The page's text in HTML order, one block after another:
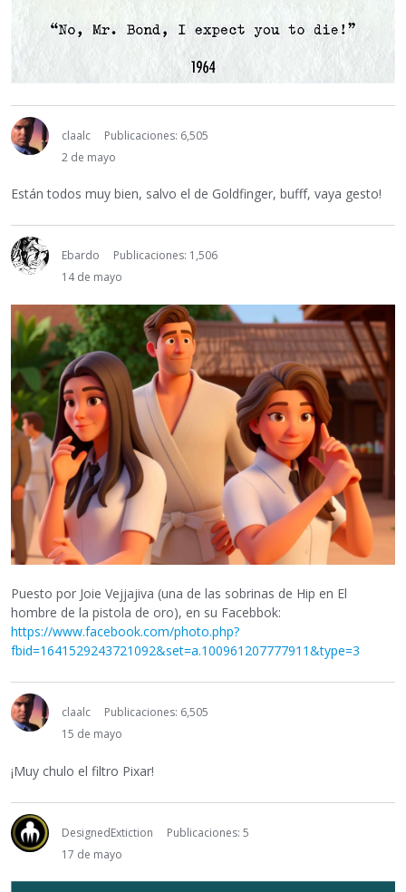
claalc
Publicaciones: 6,505
2 de mayo
Están todos muy bien, salvo el de Goldfinger, bufff, vaya gesto!
Ebardo
Publicaciones: 1,506
14 de mayo
Puesto por Joie Vejjajiva (una de las sobrinas de Hip en El
hombre de la pistola de oro), en su Facebbok:
https://www.facebook.com/photo.php?
fbid=1641529243721092&set=a.100961207777911&type=3
claalc
Publicaciones: 6,505
15 de mayo
¡Muy chulo el filtro Pixar!
DesignedExtiction
Publicaciones: 5
17 de mayo